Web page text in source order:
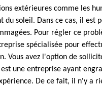
extérieures comme les
du soleil. Dans ce cas, il est
Pour régler ce
spécialisée pour
Vous avez l'option de
une entreprise ayant
De ce fait, il n'y a